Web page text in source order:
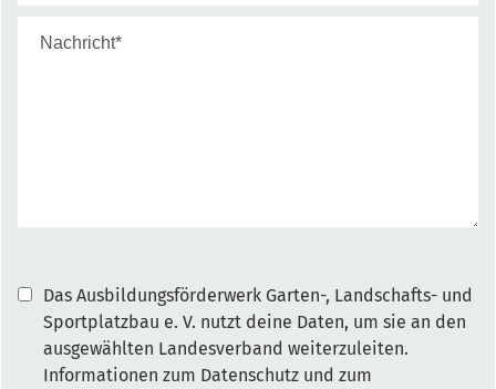
Das Ausbildungsförderwerk Garten-, Landschafts- und
Sportplatzbau e. V. nutzt deine Daten, um sie an den
ausgewählten Landesverband weiterzuleiten.
Informationen zum Datenschutz und zum